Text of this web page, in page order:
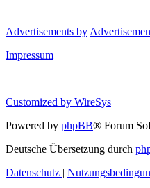
Advertisements by
Impressum
Customized by WireSys
Powered by phpBB® Forum
Deutsche Übersetzung durch
Datenschutz |